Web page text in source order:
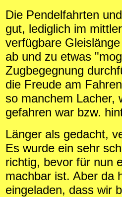
Die Pendelfahrten
gut, lediglich im
verfügbare
ab und zu etwas
Zugbegegnung
die Freude am
so manchem Lacher,
gefahren war bzw.
Länger als gedacht,
Es wurde ein sehr
richtig, bevor für nun
machbar ist. Aber da
eingeladen, dass wir